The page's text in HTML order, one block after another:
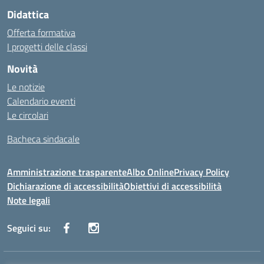
Didattica
Offerta formativa
I progetti delle classi
Novità
Le notizie
Calendario eventi
Le circolari
Bacheca sindacale
Amministrazione trasparenteAlbo OnlinePrivacy Policy
Dichiarazione di accessibilitàObiettivi di accessibilità
Note legali
Seguici su: